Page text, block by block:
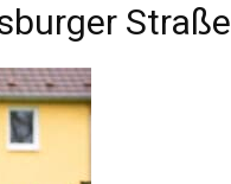
Straße